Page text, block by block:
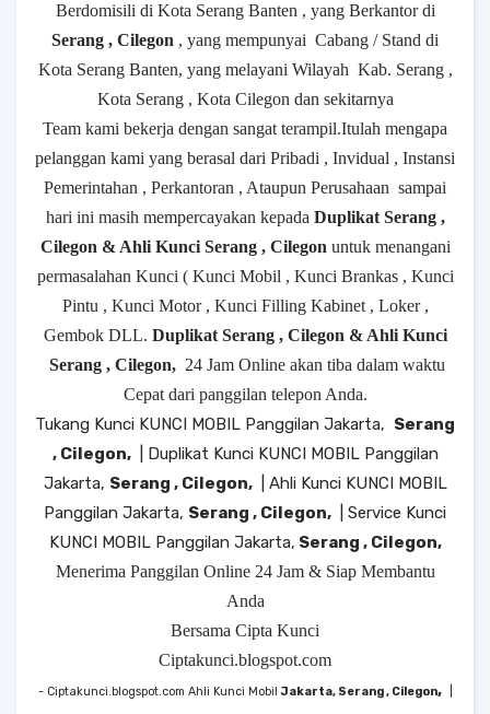
Berdomisili di Kota Serang Banten , yang Berkantor di
Serang , Cilegon , yang mempunyai Cabang / Stand di
Kota Serang Banten, yang melayani Wilayah Kab. Serang ,
Kota Serang , Kota Cilegon dan sekitarnya
Team kami bekerja dengan sangat terampil.Itulah mengapa
pelanggan kami yang berasal dari Pribadi , Invidual , Instansi
Pemerintahan , Perkantoran , Ataupun Perusahaan sampai
hari ini masih mempercayakan kepada Duplikat Serang ,
Cilegon & Ahli Kunci Serang , Cilegon untuk menangani
permasalahan Kunci ( Kunci Mobil , Kunci Brankas , Kunci
Pintu , Kunci Motor , Kunci Filling Kabinet , Loker ,
Gembok DLL. Duplikat Serang , Cilegon & Ahli Kunci
Serang , Cilegon, 24 Jam Online akan tiba dalam waktu
Cepat dari panggilan telepon Anda.
Tukang Kunci KUNCI MOBIL Panggilan Jakarta, Serang
, Cilegon,
| Duplikat Kunci KUNCI MOBIL Panggilan
Jakarta, Serang , Cilegon,
| Ahli Kunci KUNCI MOBIL
Panggilan Jakarta, Serang , Cilegon,
| Service Kunci
KUNCI MOBIL Panggilan Jakarta, Serang , Cilegon,
Menerima Panggilan Online 24 Jam & Siap Membantu
Anda
Bersama Cipta Kunci
Ciptakunci.blogspot.com
- Ciptakunci.blogspot.com Ahli Kunci MobilJakarta, Serang , Cilegon,